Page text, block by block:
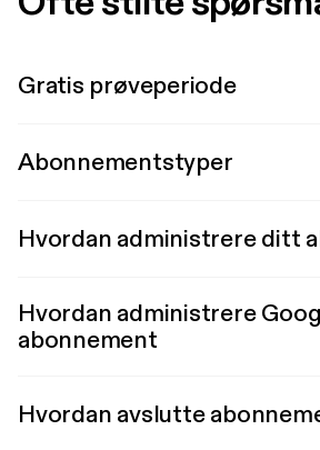
Gratis prøveperiode
Abonnementstyper
Hvordan administrere ditt
Hvordan administrere
abonnement
Hvordan avslutte